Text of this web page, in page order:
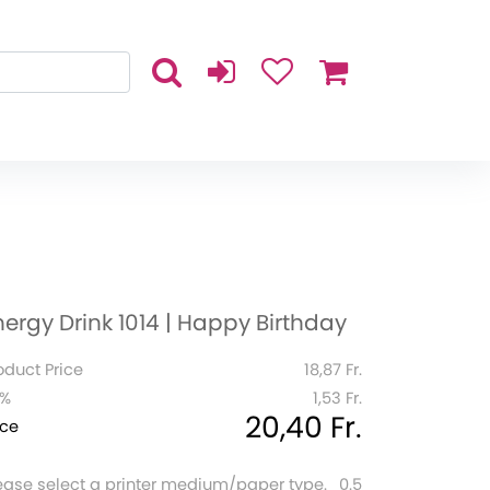
Drink 1014 | Happy Birthday
Price
18,87 Fr.
1,53 Fr.
20,40 Fr.
select a printer medium/paper type. 0.5